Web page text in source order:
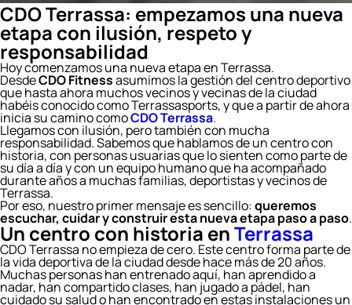
CDO Terrassa: empezamos una nueva
etapa con ilusión, respeto y
responsabilidad
Hoy comenzamos una nueva etapa en Terrassa.
DesdeCDO Fitnessasumimos la gestión del centro deportivo
que hasta ahora muchos vecinos y vecinas de la ciudad
habéis conocido como Terrassasports, y que a partir de ahora
inicia su camino comoCDO Terrassa.
Llegamos con ilusión, pero también con mucha
responsabilidad. Sabemos que hablamos de un centro con
historia, con personas usuarias que lo sienten como parte de
su día a día y con un equipo humano que ha acompañado
durante años a muchas familias, deportistas y vecinos de
Terrassa.
Por eso, nuestro primer mensaje es sencillo:queremos
escuchar, cuidar y construir esta nueva etapa paso a paso.
Un centro con historia enTerrassa
CDO Terrassa no empieza de cero. Este centro forma parte de
la vida deportiva de la ciudad desde hace más de 20 años.
Muchas personas han entrenado aquí, han aprendido a
nadar, han compartido clases, han jugado a pádel, han
cuidado su salud o han encontrado en estas instalaciones un